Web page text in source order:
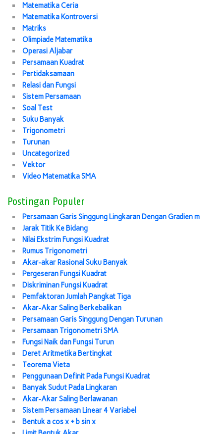
Matematika Ceria
Matematika Kontroversi
Matriks
Olimpiade Matematika
Operasi Aljabar
Persamaan Kuadrat
Pertidaksamaan
Relasi dan Fungsi
Sistem Persamaan
Soal Test
Suku Banyak
Trigonometri
Turunan
Uncategorized
Vektor
Video Matematika SMA
Postingan Populer
Persamaan Garis Singgung Lingkaran Dengan Gradien m
Jarak Titik Ke Bidang
Nilai Ekstrim Fungsi Kuadrat
Rumus Trigonometri
Akar-akar Rasional Suku Banyak
Pergeseran Fungsi Kuadrat
Diskriminan Fungsi Kuadrat
Pemfaktoran Jumlah Pangkat Tiga
Akar-Akar Saling Berkebalikan
Persamaan Garis Singgung Dengan Turunan
Persamaan Trigonometri SMA
Fungsi Naik dan Fungsi Turun
Deret Aritmetika Bertingkat
Teorema Vieta
Penggunaan Definit Pada Fungsi Kuadrat
Banyak Sudut Pada Lingkaran
Akar-Akar Saling Berlawanan
Sistem Persamaan Linear 4 Variabel
Bentuk a cos x + b sin x